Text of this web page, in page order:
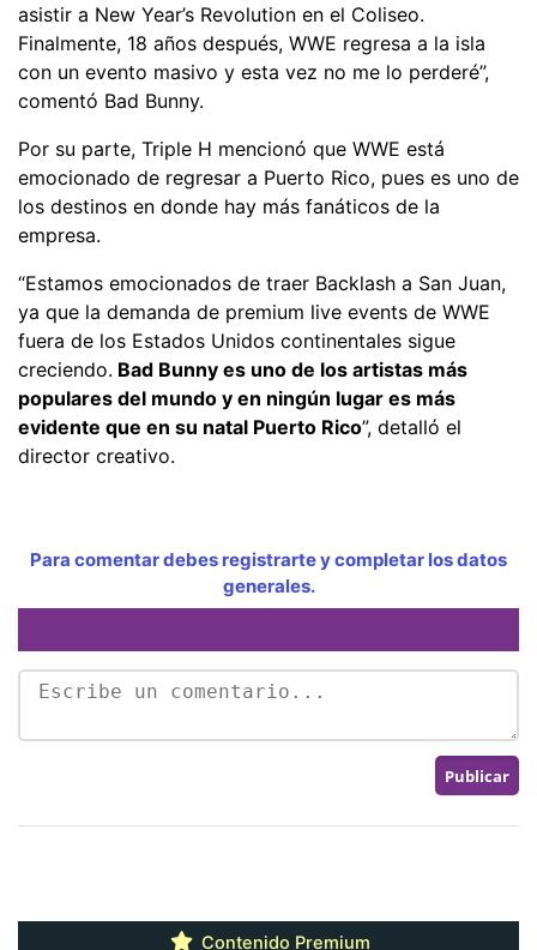
asistir a New Year’s Revolution en el Coliseo.
Finalmente, 18 años después, WWE regresa a la isla
con un evento masivo y esta vez no me lo perderé”,
comentó Bad Bunny.
Por su parte, Triple H mencionó que WWE está
emocionado de regresar a Puerto Rico, pues es uno de
los destinos en donde hay más fanáticos de la
empresa.
“Estamos emocionados de traer Backlash a San Juan,
ya que la demanda de premium live events de WWE
fuera de los Estados Unidos continentales sigue
creciendo. Bad Bunny es uno de los artistas más
populares del mundo y en ningún lugar es más
evidente que en su natal Puerto Rico”, detalló el
director creativo.
Para comentar debes registrarte y completar los datos
generales.
Contenido Premium